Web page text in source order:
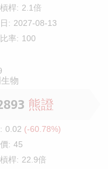
桿: 2.1倍
: 2027-08-13
率: 100
物
熊證
0.02 (-60.78%)
: 45
桿: 22.9倍